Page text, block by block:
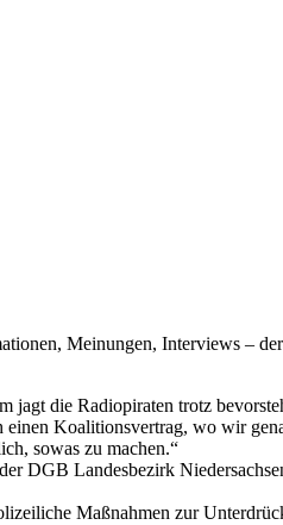
Meinungen, Interviews –
jagt die Radiopiraten trotz
Koalitionsvertrag, wo wir
sowas zu machen.“
DGB Landesbezirk
Maßnahmen zur